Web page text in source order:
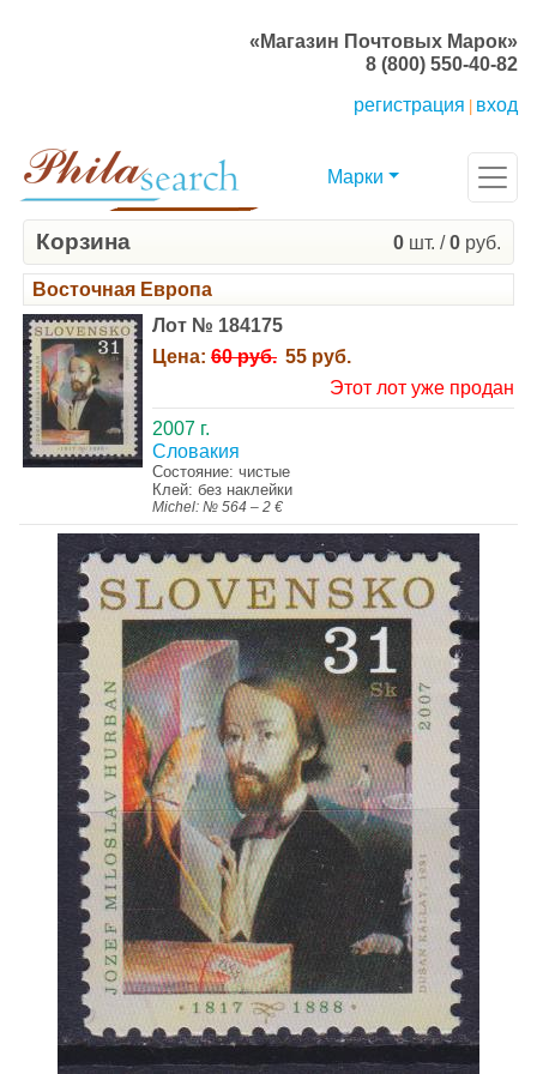
«Магазин Почтовых Марок»
8 (800) 550-40-82
регистрация
вход
Марки
Корзина 0 шт. /0 руб.
Восточная Европа
Лот № 184175
Цена: 60 руб. 55 руб.
Этот лот уже продан
2007 г.
Словакия
Состояние: чистые
Клей: без наклейки
Michel: № 564 – 2 €